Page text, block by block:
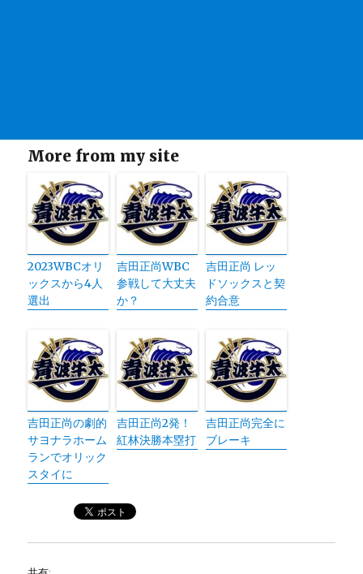
More from my site
2023WBCオリ
ックスから4人
選出
吉田正尚WBC
参戦して大丈夫
か？
吉田正尚 レッ
ドソックスと契
約合意
吉田正尚の劇的
サヨナラホーム
ランでオリック
スタイに
吉田正尚2発！
紅林決勝本塁打
吉田正尚完全に
ブレーキ